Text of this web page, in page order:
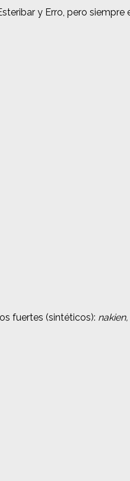
y Erro, pero
fuertes (sintéticos):
y Erro, pero
fuertes (sintéticos):